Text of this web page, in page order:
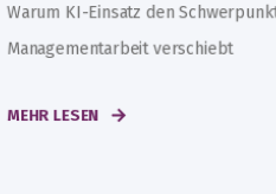
Warum KI-Einsatz den
Managementarbeit verschiebt
MEHR LESEN